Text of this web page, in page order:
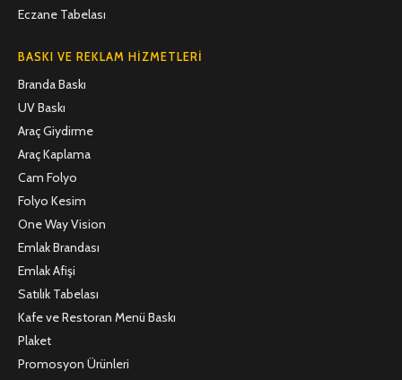
Eczane Tabelası
BASKI VE REKLAM HIZMETLERI
Branda Baskı
UV Baskı
Araç Giydirme
Araç Kaplama
Cam Folyo
Folyo Kesim
One Way Vision
Emlak Brandası
Emlak Afişi
Satılık Tabelası
Kafe ve Restoran Menü Baskı
Plaket
Promosyon Ürünleri